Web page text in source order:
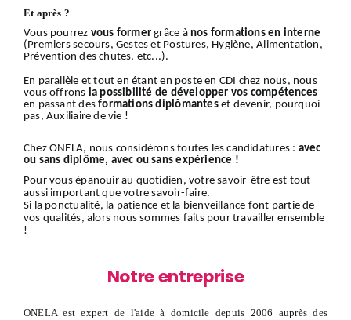
Et après ?
Vous pourrez vous former grâce à nos formations en interne
(Premiers secours, Gestes et Postures, Hygiène, Alimentation,
Prévention des chutes, etc...).
En parallèle et tout en étant en poste en CDI chez nous, nous
vous offrons la possibilité de développer vos compétences
en passant desformations diplômanteset devenir, pourquoi
pas, Auxiliaire de vie !
Chez ONELA, nous considérons toutes les candidatures : avec
ou sans diplôme, avec ou sans expérience !
Pour vous épanouir au quotidien, votre savoir-être est tout
aussi important que votre savoir-faire.
Si la ponctualité, la patience et la bienveillance font partie de
vos qualités, alors nous sommes faits pour travailler ensemble
!
Notre entreprise
ONELA est expert de l'aide à domicile depuis 2006 auprès des